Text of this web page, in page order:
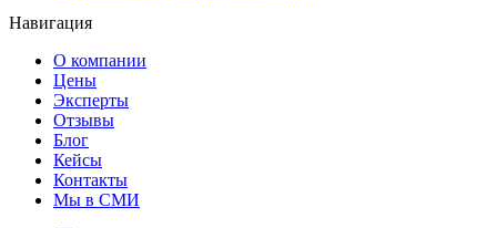
Навигация
О компании
Цены
Эксперты
Отзывы
Блог
Кейсы
Контакты
Мы в СМИ